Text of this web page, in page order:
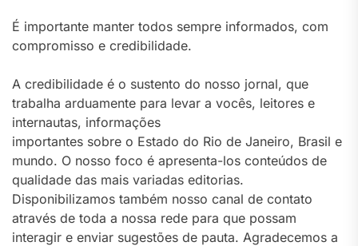
É importante manter todos sempre informados, com
compromisso e credibilidade.
A credibilidade é o sustento do nosso jornal, que
trabalha arduamente para levar a vocês, leitores e
internautas, informações
importantes sobre o Estado do Rio de Janeiro, Brasil e
mundo. O nosso foco é apresenta-los conteúdos de
qualidade das mais variadas editorias.
Disponibilizamos também nosso canal de contato
através de toda a nossa rede para que possam
interagir e enviar sugestões de pauta. Agradecemos a